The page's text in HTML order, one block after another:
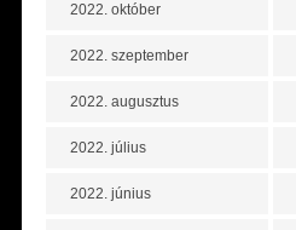
2022. október
2022. szeptember
2022. augusztus
2022. július
2022. június